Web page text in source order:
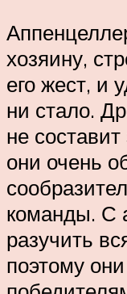
хозяину,
его жест, и
ни стало.
не
они очень
команды. С
разучить
поэтому